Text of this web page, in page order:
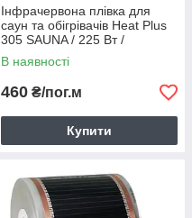
Інфрачервона плівка для
саун та обігрівачів Heat Plus
305 SAUNA / 225 Вт /
нагрівальна плівка / 75 °C
В наявності
460 ₴/пог.м
Купити